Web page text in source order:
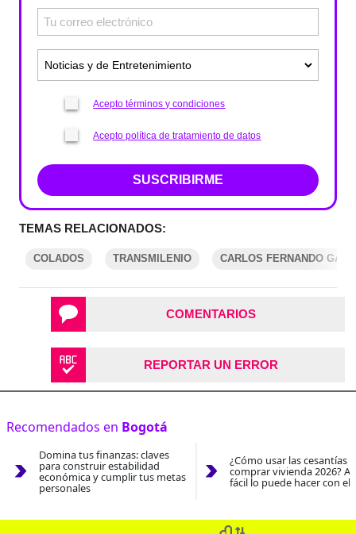
Acepto términos y condiciones
Acepto política de tratamiento de datos
SUSCRIBIRME
TEMAS RELACIONADOS:
COLADOS TRANSMILENIO CARLOS FERNANDO
COMENTARIOS
REPORTAR UN ERROR
Recomendados en Bogotá
Domina tus finanzas: claves
para construir estabilidad
económica y cumplir tus metas
personales
¿Cómo usar las cesantías
comprar vivienda 2026?
fácil lo puede hacer con el